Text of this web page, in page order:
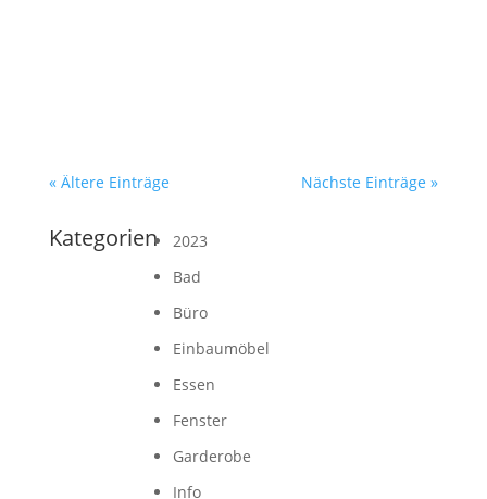
« Ältere Einträge Nächste Einträge »
Kategorien
2023
Bad
Büro
Einbaumöbel
Essen
Fenster
Garderobe
Info